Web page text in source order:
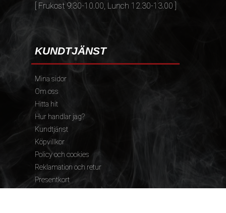
[ Frukost 9.30-10.00, Lunch 12.30-13.00 ]
KUNDTJÄNST
Mina sidor
Om oss
Hitta hit
Hur handlar jag?
Kundtjänst
Köpvillkor
Policy och cookies
Reklamation och retur
Presentkort